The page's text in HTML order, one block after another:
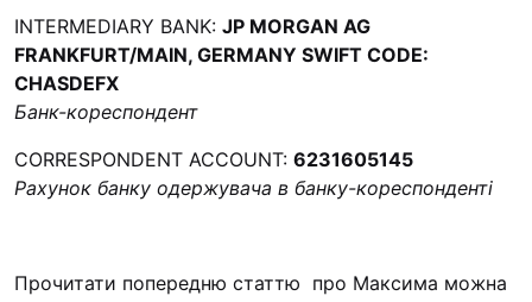
INTERMEDIARY BANK: JP MORGAN AG
FRANKFURT/MAIN, GERMANY SWIFT CODE:
CHASDEFX
Банк-кореспондент
CORRESPONDENT ACCOUNT: 6231605145
Рахунок банку одержувача в банку-кореспонденті
Прочитати попередню статтю про Максима можна